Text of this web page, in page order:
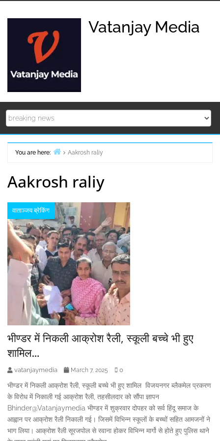
Vatanjay Media
You are here:
Aakrosh raliy
Aakrosh raliy
वाताञ्जय ब्रेकिंग
भीण्डर में निकली आक्रोश रैली, स्कूली बच्चे भी हुए
शामिल…
vatanjaymedia March 7, 2025 0
भीण्डर में निकली आक्रोश रैली, स्कूली बच्चे भी हुए शामिल विजयनगर ब्लैकमेल प्रकरण
के विरोध में निकाली गई आक्रोश रैली, तहसीलदार को सौंपा ज्ञापन
Bhinder@Vatanjaymedia भीण्डर में शुक्रवार दोपहर को सर्व हिंदू समाज के
आह्वान पर आक्रोश रैली निकाली गई। जिसमें विभिन्न स्कूलों के बच्चों सहित आमजनों ने
भाग लिया। आक्रोश रैली सूरजपोल से रवाना होकर विभिन्न मार्गो से होते हुए पुलिस थाने